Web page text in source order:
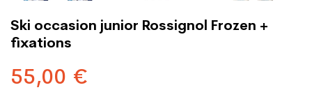
Ski occasion junior Rossignol Frozen +
fixations
55,00 €